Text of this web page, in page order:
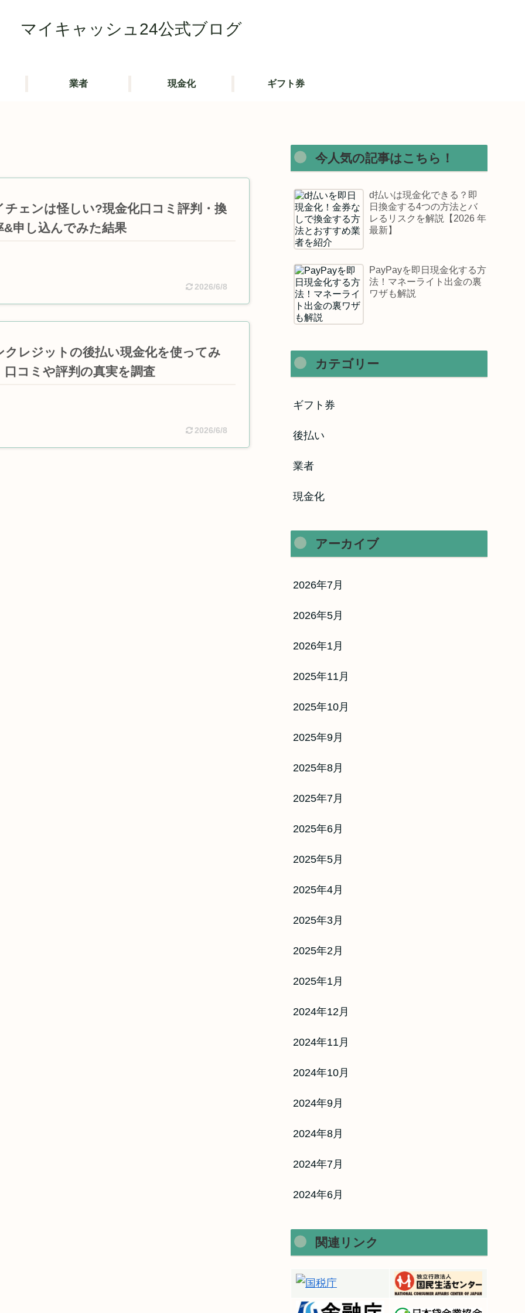
マイキャッシュ24公式ブログ
業者 現金化 ギフト券
チェンは怪しい?現金化口コミ評判・換
&申し込んでみた結果
2026/6/8
クレジットの後払い現金化を使ってみ
口コミや評判の真実を調査
2026/6/8
今人気の記事はこちら！
d払いは現金化できる？即
日換金する4つの方法とバ
レるリスクを解説【2026 年
最新】
PayPayを即日現金化する方
法！マネーライト出金の裏
ワザも解説
カテゴリー
ギフト券
後払い
業者
現金化
アーカイブ
2026年7月
2026年5月
2026年1月
2025年11月
2025年10月
2025年9月
2025年8月
2025年7月
2025年6月
2025年5月
2025年4月
2025年3月
2025年2月
2025年1月
2024年12月
2024年11月
2024年10月
2024年9月
2024年8月
2024年7月
2024年6月
関連リンク